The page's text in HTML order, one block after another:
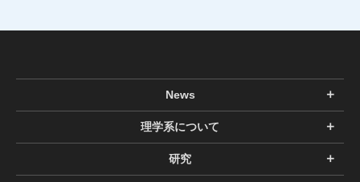
News
理学系について
研究